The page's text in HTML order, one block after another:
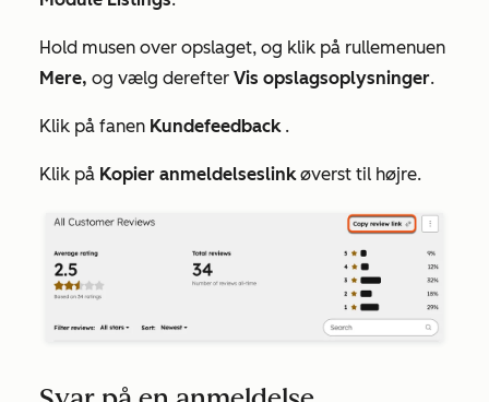
Hold musen over opslaget, og klik på rullemenuen
Mere, og vælg derefter Vis opslagsoplysninger.
Klik på fanen Kundefeedback .
Klik på Kopier anmeldelseslinkøverst til højre.